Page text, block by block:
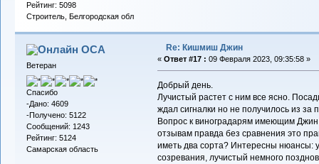
Рейтинг: 5098
Строитель, Белгородская обл
ОСА
Ветеран
Спасибо
-Дано: 4609
-Получено: 5122
Сообщений: 1243
Рейтинг: 5124
Самарская область
Re: Кишмиш Джин
« Ответ #17 : 09 Февраля 2023, 09:35:58 »
Добрый день.
Лучистый растет с ним все ясно.
ждал сигналки но не получилось из за
Вопрос к виноградарям имеющим
отзывам правда без сравнения это
иметь два сорта? Интересны нюансы:
созревания, лучистый немного